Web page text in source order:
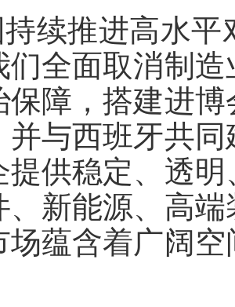
持续推进高水
们全面取消制
保障，搭建进
并与西班牙共
提供稳定、透
、新能源、高
场蕴含着广阔